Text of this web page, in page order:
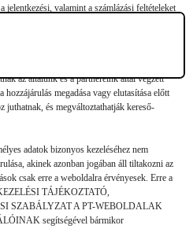
jelentkezési, valamint a számlázási feltételeket
eszközleolvasásos módszerrel szerzett
is felhasználhatunk. Látogatóink a
az általunk és a partnereink által végzett
hozzájárulás megadása vagy elutasítása előtt
juthatnak, és megváltoztathatják kereső-
adatok bizonyos kezeléséhez nem
akinek azonban jogában áll tiltakozni az
csak erre a weboldalra érvényesek. Erre a
TÁJÉKOZTATÓ,
SZABÁLYZAT A PT-WEBOLDALAK
segítségével bármikor